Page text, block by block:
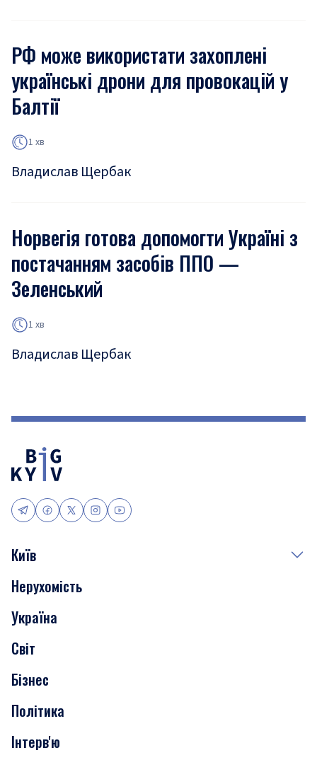
РФ може використати захоплені
українські дрони для провокацій у
Балтії
1 хв
Владислав Щербак
Норвегія готова допомогти Україні з
постачанням засобів ППО —
Зеленський
1 хв
Владислав Щербак
Київ
Події
Скандали
Нерухомість
Транспорт
Нерухомість
Україна
Світ
Бізнес
Політика
Інтерв'ю